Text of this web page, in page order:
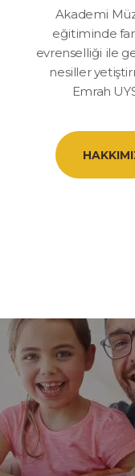
Akademi
eğitiminde
evrenselliği ile
nesiller
Emrah